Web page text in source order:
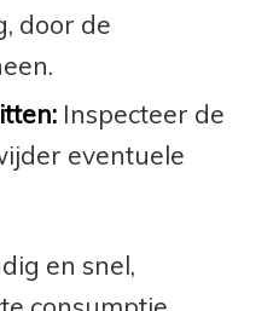
door de
Inspecteer de
eventuele
en snel,